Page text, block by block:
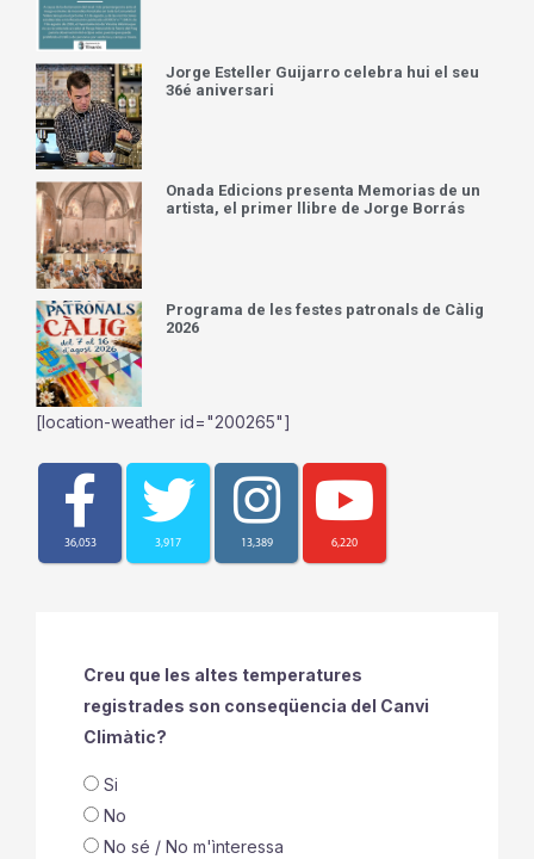
Jorge Esteller Guijarro celebra hui el seu
36é aniversari
Onada Edicions presenta Memorias de un
artista, el primer llibre de Jorge Borrás
Programa de les festes patronals de Càlig
2026
[location-weather id="200265"]
36,053 3,917 13,389 6,220
Creu que les altes temperatures
registrades son conseqüencia del Canvi
Climàtic?
Si
No
No sé / No m'ìnteressa